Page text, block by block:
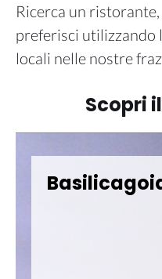
Ricerca un
preferisci utilizzando
locali nelle nostre
Scopri